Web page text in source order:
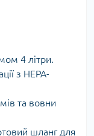
4 літри.
з НЕРА-
та вовни
шланг для